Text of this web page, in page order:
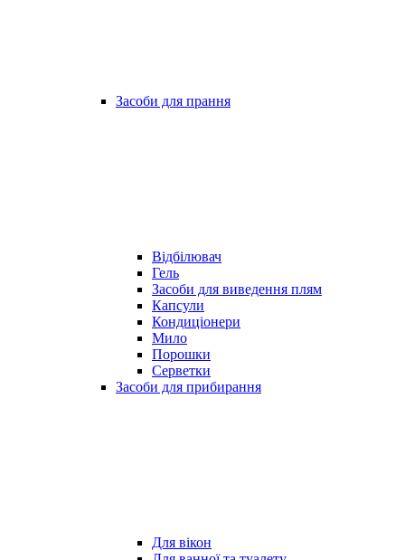
Засоби для прання
Відбілювач
Гель
Засоби для виведення плям
Капсули
Кондиціонери
Мило
Порошки
Серветки
Засоби для прибирання
Для вікон